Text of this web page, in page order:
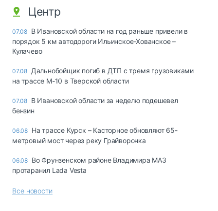
Центр
07.08 В Ивановской области на год раньше привели в
порядок 5 км автодороги Ильинское-Хованское –
Кулачево
07.08 Дальнобойщик погиб в ДТП с тремя грузовиками
на трассе М-10 в Тверской области
07.08 В Ивановской области за неделю подешевел
бензин
06.08 На трассе Курск – Касторное обновляют 65-
метровый мост через реку Грайворонка
06.08 Во Фрунзенском районе Владимира МАЗ
протаранил Lada Vesta
Все новости